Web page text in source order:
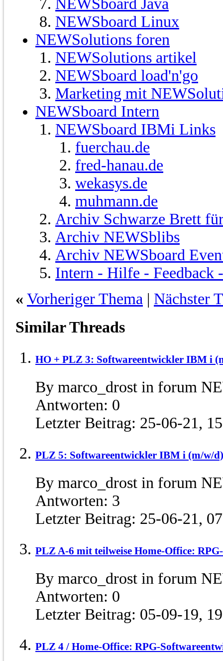
NEWSboard Java
NEWSboard Linux
NEWSolutions foren
NEWSolutions artikel
NEWSboard load'n'go
Marketing mit
NEWSboard Intern
NEWSboard IBMi Links
fuerchau.de
fred-hanau.de
wekasys.de
muhmann.de
Archiv Schwarze Brett
Archiv NEWSblibs
Archiv NEWSboard
Intern - Hilfe - Feedback
« Vorheriger Thema | Nächster
Similar Threads
HO + PLZ 3: Softwareentwickler IBM i
By marco_drost in forum
Antworten: 0
Letzter Beitrag: 25-06-21,
PLZ 5: Softwareentwickler IBM i (m/w/
By marco_drost in forum
Antworten: 3
Letzter Beitrag: 25-06-21,
PLZ A-6 mit teilweise Home-Office:
By marco_drost in forum
Antworten: 0
Letzter Beitrag: 05-09-19,
PLZ 4 / Home-Office: RPG-